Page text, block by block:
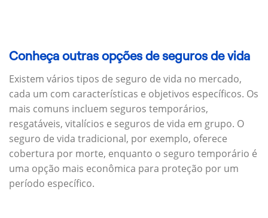
Conheça outras opções de seguros de vida
Existem vários tipos de seguro de vida no mercado,
cada um com características e objetivos específicos. Os
mais comuns incluem seguros temporários,
resgatáveis, vitalícios e seguros de vida em grupo. O
seguro de vida tradicional, por exemplo, oferece
cobertura por morte, enquanto o seguro temporário é
uma opção mais econômica para proteção por um
período específico.